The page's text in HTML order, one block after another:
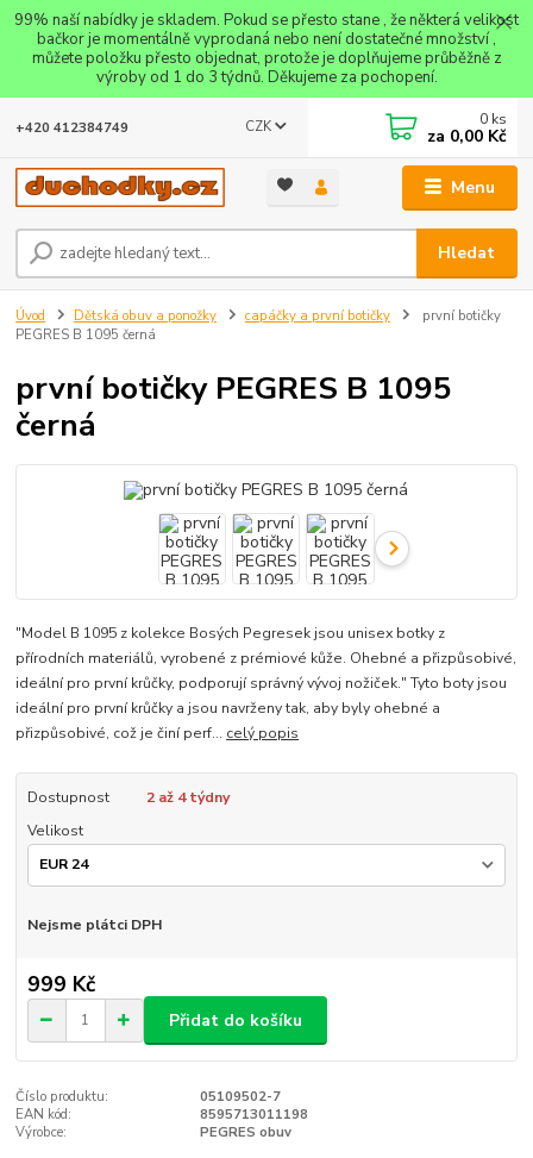
99% naší nabídky je skladem. Pokud se přesto stane , že některá velikost
bačkor je momentálně vyprodaná nebo není dostatečné množství ,
můžete položku přesto objednat, protože je doplňujeme průběžně z
výroby od 1 do 3 týdnů. Děkujeme za pochopení.
Menu
CZK
Hledat
+420 412384749 0 ks
za 0,00 Kč
Úvod Dětská obuv a ponožky capáčky a první botičky
první botičky
PEGRES B 1095 černá
první botičky PEGRES B 1095
černá
"Model B 1095 z kolekce Bosých Pegresek jsou unisex botky z
přírodních materiálů, vyrobené z prémiové kůže. Ohebné a přizpůsobivé,
ideální pro první krůčky, podporují správný vývoj nožiček." Tyto boty jsou
ideální pro první krůčky a jsou navrženy tak, aby byly ohebné a
přizpůsobivé, což je činí perf... celý popis
Dostupnost
2 až 4 týdny
Velikost
Nejsme plátci DPH
999 Kč
Přidat do košíku
Číslo produktu:
05109502-7
EAN kód:
8595713011198
Výrobce:
PEGRES obuv